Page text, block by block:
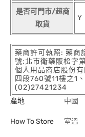
是否可門市/超商
取貨
Y
藥商許可執照: 藥
號:北市衛藥販松字
個人用品商店股份
四段760號11樓之1
(02)27421234
產地
中國
How To Store 室溫